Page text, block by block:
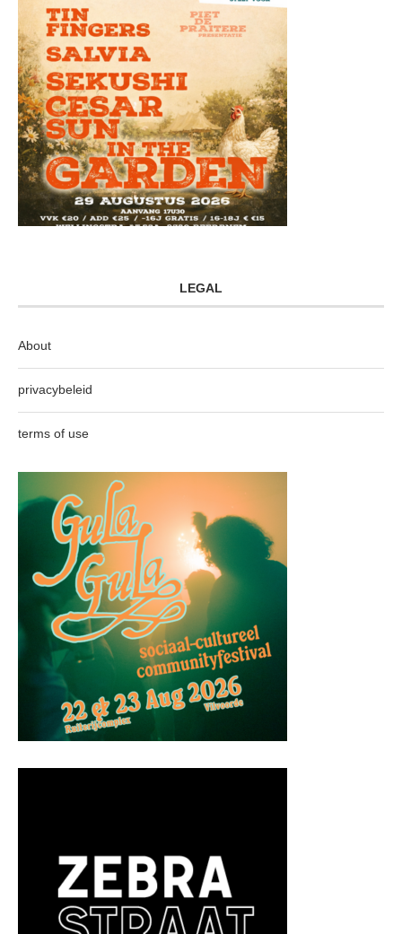
LEGAL
About
privacybeleid
terms of use